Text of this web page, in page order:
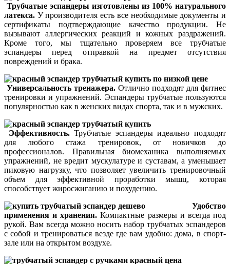
Трубчатые эспандеры изготовлены из 100% натурального
латекса. У производителя есть все необходимые документы и
сертификаты подтверждающие качество продукции. Не
вызывают аллергических реакций и кожных раздражений.
Кроме того, мы тщательно проверяем все трубчатые
эспандеры перед отправкой на предмет отсутствия
повреждений и брака.
Универсальность тренажера. Отлично подходят для фитнес
тренировки и упражнений. Эспандеры трубчатые пользуются
популярностью как в женских видах спорта, так и в мужских.
Эффективность.Трубчатые эспандеры идеально подходят
для любого стажа тренировок, от новичков до
профессионалов. Правильная биомеханика выполняемых
упражнений, не вредит мускулатуре и суставам, а уменьшает
пиковую нагрузку, что позволяет увеличить тренировочный
объем для эффективной проработки мышц, которая
способствует жиросжиганию и похудению.
Удобство
применения и хранения. Компактные размеры и всегда под
рукой. Вам всегда можно носить набор трубчатых эспандеров
с собой и тренироваться везде где вам удобно: дома, в спорт-
зале или на открытом воздухе.